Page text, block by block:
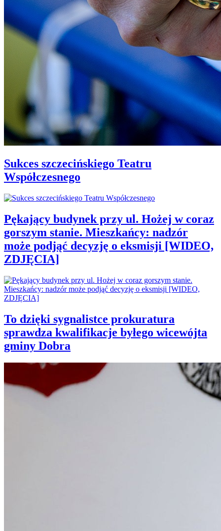
Sukces szczecińskiego Teatru
Współczesnego
Pękający budynek przy ul. Hożej w coraz
gorszym stanie. Mieszkańcy: nadzór
może podjąć decyzję o eksmisji [WIDEO,
ZDJĘCIA]
To dzięki sygnalistce prokuratura
sprawdza kwalifikacje byłego wicewójta
gminy Dobra